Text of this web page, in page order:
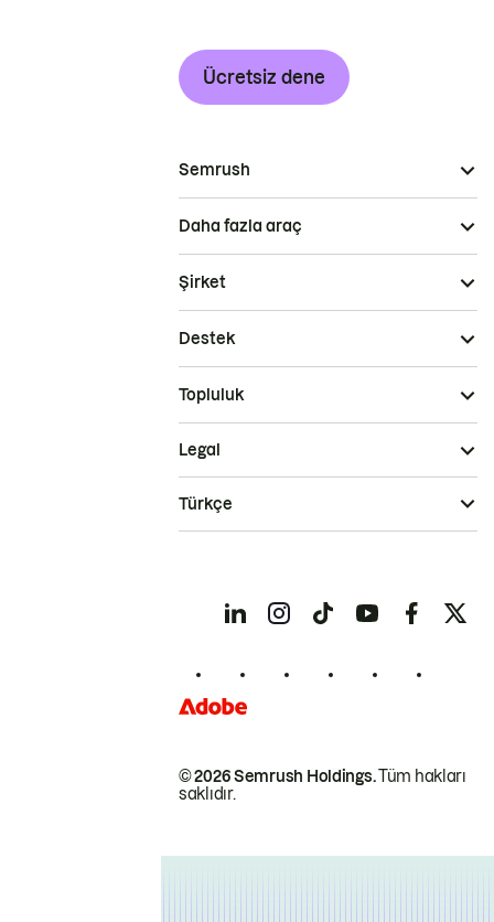
Ücretsiz dene
Semrush
Daha fazla araç
Şirket
Destek
Topluluk
© 2026 Semrush Holdings.Tüm hakları
saklıdır.
Legal
Türkçe